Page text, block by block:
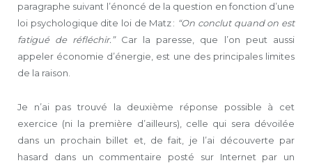
paragraphe suivant l’énoncé de la question en fonction d’une
loi psychologique dite loi de Matz : “On conclut quand on est
fatigué de réfléchir.”Car la paresse, que l’on peut aussi
appeler économie d’énergie, est une des principales limites
de la raison.
Je n’ai pas trouvé la deuxième réponse possible à cet
exercice (ni la première d’ailleurs), celle qui sera dévoilée
dans un prochain billet et, de fait, je l’ai découverte par
hasard dans un commentaire posté sur Internet par un